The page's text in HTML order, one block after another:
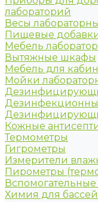
лабораторий
Весы
Пищевые
Мебель
Вытяжные шкафы
Мебель для
Мойки
Кожные
Термометры
Гигрометры
Измерители
Пирометры
Химия для